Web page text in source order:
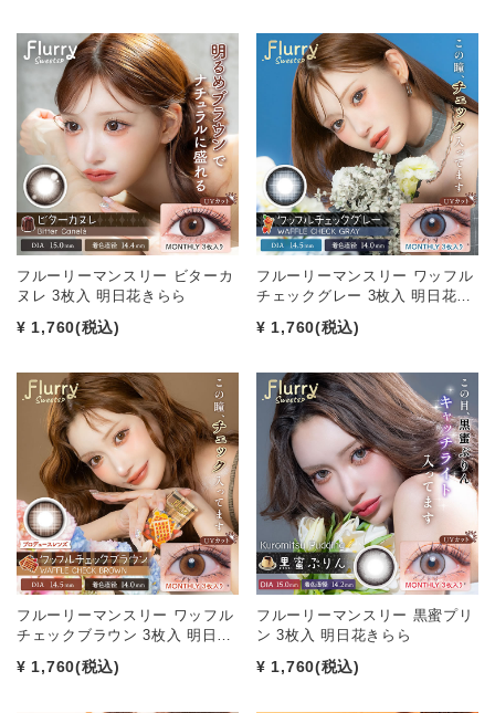
フルーリーマンスリー ビターカ
ヌレ 3枚入 明日花きらら
¥ 1,760(税込)
フルーリーマンスリー ワッフル
チェックグレー 3枚入 明日花…
¥ 1,760(税込)
フルーリーマンスリー ワッフル
チェックブラウン 3枚入 明日…
¥ 1,760(税込)
フルーリーマンスリー 黒蜜プリ
ン 3枚入 明日花きらら
¥ 1,760(税込)